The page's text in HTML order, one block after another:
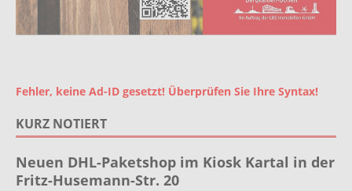
Fehler, keine Ad-ID gesetzt! Überprüfen Sie Ihre Syntax!
KURZ NOTIERT
Neuen DHL-Paketshop im Kiosk Kartal in der
Fritz-Husemann-Str. 20